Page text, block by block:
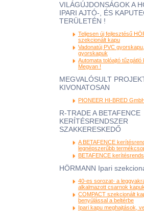
VILÁGÚJDONSÁGOK A
IPARI AJTÓ-, ÉS
TERÜLETÉN !
Teljesen új fejlesztésű
szekcionált kapu
Vadonatúj PVC
gyorskapuk
Automata tolóajtó tűzgátló
Megvan !
MEGVALÓSULT
KIVONATOSAN
PIONEER HI-BRED
R-TRADE A BETAFENCE
KERÍTÉSRENDSZER
SZAKKERESKEDŐ
A BETAFENCE
legnépszerűbb
BETAFENCE
HÖRMANN Ipari
40-es sorozat- a
alkalmazott csarnok
COMPACT szekcionált
benyúlással a beltérbe
Ipari kapu meghajtások,